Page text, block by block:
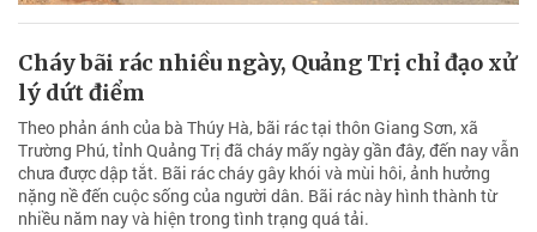
Cháy bãi rác nhiều ngày, Quảng Trị chỉ đạo xử
lý dứt điểm
Theo phản ánh của bà Thúy Hà, bãi rác tại thôn Giang Sơn, xã
Trường Phú, tỉnh Quảng Trị đã cháy mấy ngày gần đây, đến nay vẫn
chưa được dập tắt. Bãi rác cháy gây khói và mùi hôi, ảnh hưởng
nặng nề đến cuộc sống của người dân. Bãi rác này hình thành từ
nhiều năm nay và hiện trong tình trạng quá tải.